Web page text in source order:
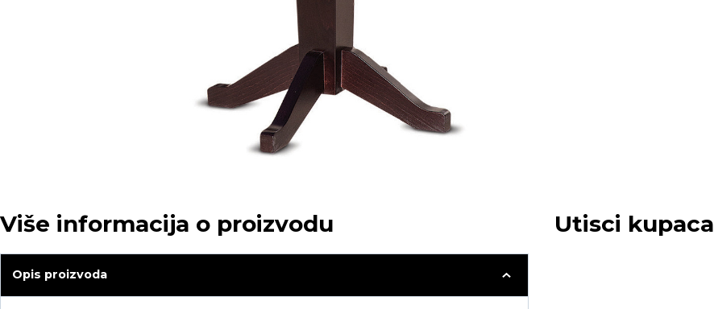
Više informacija o proizvodu
Opis proizvoda
Utisci kupaca